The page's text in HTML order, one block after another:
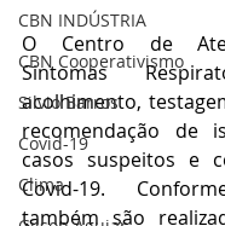
CBN INDÚSTRIA
CBN Cooperativismo
Silvio Barros
Covid-19
Clima
O Centro de
Sintomas
acolhimento,
recomendação de
casos suspeitos e
Covid-19.
também são